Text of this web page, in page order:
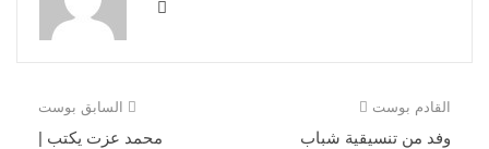
السابق بوست
محمد عزت يكتب |
القادم بوست
وفد من تنسيقية شباب